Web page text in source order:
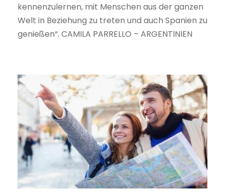
kennenzulernen, mit Menschen aus der ganzen
Welt in Beziehung zu treten und auch Spanien zu
genießen“. CAMILA PARRELLO – ARGENTINIEN